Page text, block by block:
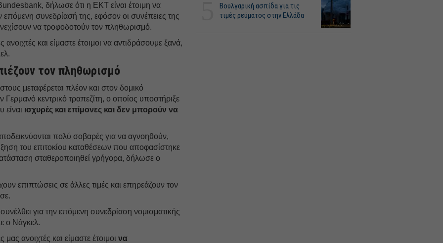
δήλωσε ότι η ΕΚΤ είναι έτοιμη να
επόμενη συνεδρίασή της, εφόσον οι συνέπειες της
να τροφοδοτούν τον πληθωρισμό.
ανοιχτές και είμαστε έτοιμοι να αντιδράσουμε ξανά,
τον πληθωρισμό
μεταφέρεται πλέον και στον δομικό
κεντρικό τραπεζίτη, ο οποίος υποστήριξε
είναι ισχυρές και επίμονες και δεν μπορούν να
πολύ σοβαρές για να αγνοηθούν,
του επιτοκίου καταθέσεων που αποφασίστηκε
σταθεροποιηθεί γρήγορα, δήλωσε ο
επιπτώσεις σε άλλες τιμές και επηρεάζουν τον
για την επόμενη συνεδρίαση νομισματικής
ο Νάγκελ.
μας ανοιχτές και είμαστε έτοιμοινα
Βουλγαρική ασπίδα για τις
τιμές ρεύματος στην Ελλάδα